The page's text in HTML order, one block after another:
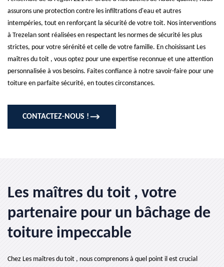
assurons une protection contre les infiltrations d'eau et autres
intempéries, tout en renforçant la sécurité de votre toit. Nos interventions
à Trezelan sont réalisées en respectant les normes de sécurité les plus
strictes, pour votre sérénité et celle de votre famille. En choisissant Les
maîtres du toit , vous optez pour une expertise reconnue et une attention
personnalisée à vos besoins. Faites confiance à notre savoir-faire pour une
toiture en parfaite sécurité, en toutes circonstances.
CONTACTEZ-NOUS !
Les maîtres du toit , votre
partenaire pour un bâchage de
toiture impeccable
Chez Les maîtres du toit , nous comprenons à quel point il est crucial